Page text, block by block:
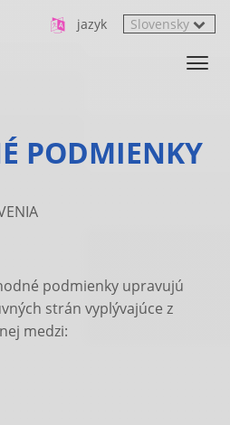
jazyk
PODMIENKY
podmienky upravujú
strán vyplývajúce z
medzi: